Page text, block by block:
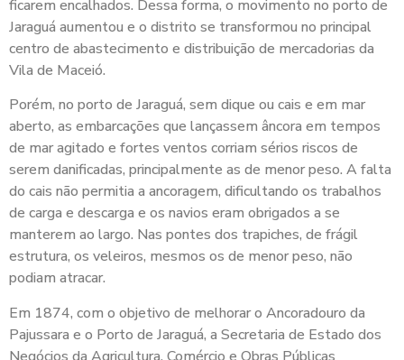
ficarem encalhados. Dessa forma, o movimento no porto de
Jaraguá aumentou e o distrito se transformou no principal
centro de abastecimento e distribuição de mercadorias da
Vila de Maceió.
Porém, no porto de Jaraguá, sem dique ou cais e em mar
aberto, as embarcações que lançassem âncora em tempos
de mar agitado e fortes ventos corriam sérios riscos de
serem danificadas, principalmente as de menor peso. A falta
do cais não permitia a ancoragem, dificultando os trabalhos
de carga e descarga e os navios eram obrigados a se
manterem ao largo. Nas pontes dos trapiches, de frágil
estrutura, os veleiros, mesmos os de menor peso, não
podiam atracar.
Em 1874, com o objetivo de melhorar o Ancoradouro da
Pajussara e o Porto de Jaraguá, a Secretaria de Estado dos